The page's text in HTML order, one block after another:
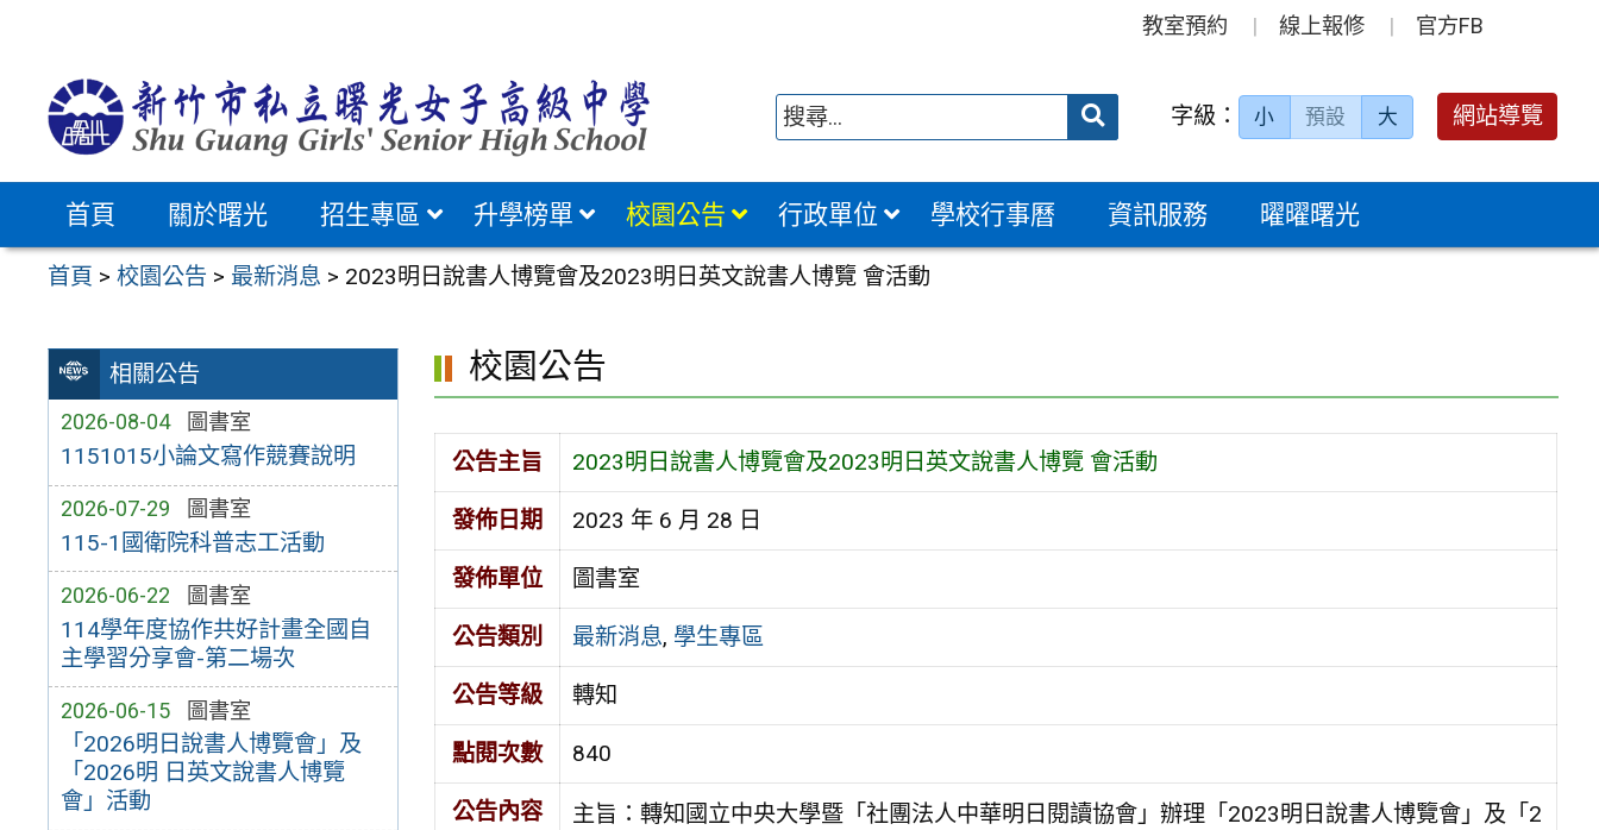
教室預約 線上報修 官方FB
送出 字級： 小 預設 大 網站導覽
首頁 關於曙光 招生專區 升學榜單 校園公告 行政單位 學校行事曆 資訊服務 曜曜曙光
首頁 >校園公告 > 最新消息 > 2023明日說書人博覽會及2023明日英文說書人博覽 會活動
相關公告
2026-08-04 圖書室
1151015小論文寫作競賽說明
2026-07-29 圖書室
115-1國衛院科普志工活動
2026-06-22 圖書室
114學年度協作共好計畫全國自
主學習分享會-第二場次
2026-06-15 圖書室
「2026明日說書人博覽會」及
「2026明 日英文說書人博覽
會」活動
校園公告
公告主旨 2023明日說書人博覽會及2023明日英文說書人博覽 會活動
發佈日期 2023 年 6 月 28 日
發佈單位 圖書室
公告類別 最新消息, 學生專區
公告等級 轉知
點閱次數 840
公告內容
主旨：轉知國立中央大學暨「社團法人中華明日閱讀協會」辦理「2023明日說書人博覽會」及「2